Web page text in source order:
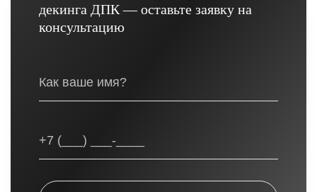
декинга ДПК — оставьте заявку на
консультацию